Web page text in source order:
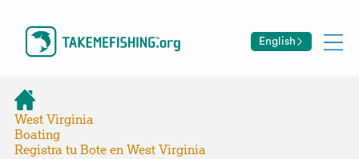
English
West Virginia
Boating
Registra tu Bote en West Virginia